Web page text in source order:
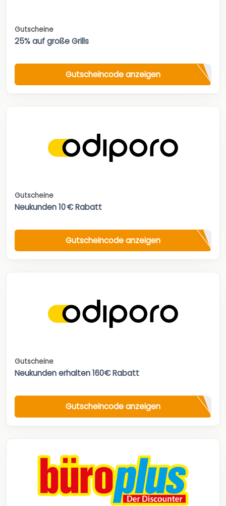
Gutscheine
25% auf große Grills
Gutscheincode anzeigen
Gutscheine
Neukunden 10 € Rabatt
Gutscheincode anzeigen
Gutscheine
Neukunden erhalten 160€ Rabatt
Gutscheincode anzeigen